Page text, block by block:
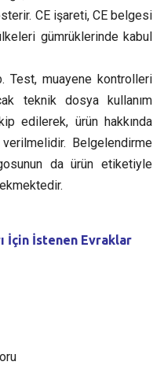
CE işareti, CE belgesi
gümrüklerinde kabul
Test, muayene kontrolleri
teknik dosya kullanım
edilerek, ürün hakkında
Belgelendirme
da ürün etiketiyle
İçin İstenen Evraklar